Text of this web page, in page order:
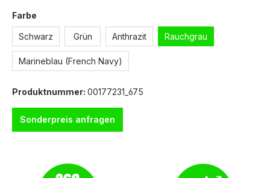
Farbe
Schwarz Grün Anthrazit Rauchgrau
Marineblau (French Navy)
Produktnummer: 00177231_675
Sonderpreis anfragen